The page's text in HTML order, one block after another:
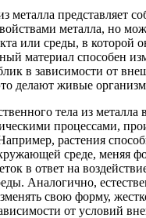
металла представляет
металла, но
или среды, в которой
материал способен
в зависимости от
делают живые
тела из металла
процессами,
растения
среде, меняя
в ответ на
Аналогично,
свою форму,
от условий